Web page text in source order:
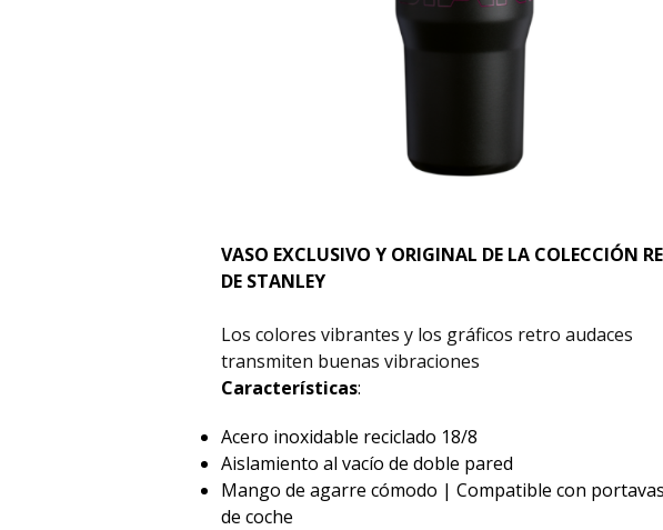
VASO EXCLUSIVO Y ORIGINAL DE LA COLECCIÓN
DE STANLEY
Los colores vibrantes y los gráficos retro audaces
transmiten buenas vibraciones
Características:
Acero inoxidable reciclado 18/8
Aislamiento al vacío de doble pared
Mango de agarre cómodo | Compatible con
de coche